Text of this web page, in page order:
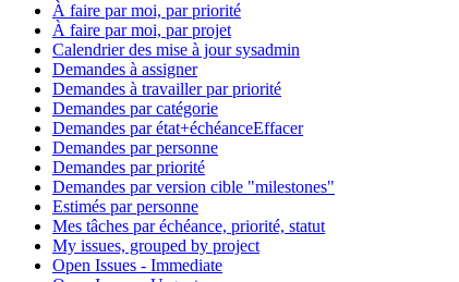
À faire par moi, par priorité
À faire par moi, par projet
Calendrier des mise à jour sysadmin
Demandes à assigner
Demandes à travailler par priorité
Demandes par catégorie
Demandes par état+échéanceEffacer
Demandes par personne
Demandes par priorité
Demandes par version cible "milestones"
Estimés par personne
Mes tâches par échéance, priorité, statut
My issues, grouped by project
Open Issues - Immediate